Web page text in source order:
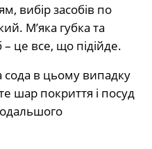
вибір засобів по
М’яка губка та
це все, що підійде.
сода в цьому випадку
шар покриття і посуд